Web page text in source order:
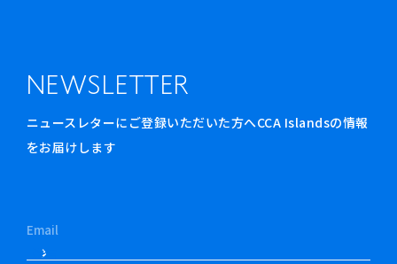
NEWSLETTER
ニュースレターにご登録いただいた方へCCA Islandsの情報
をお届けします